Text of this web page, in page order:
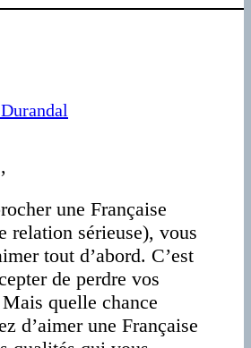
une Française
relation sérieuse), vous
tout d’abord. C’est
de perdre vos
quelle chance
d’aimer une Française